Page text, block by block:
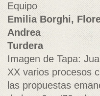
Equipo
Emilia Borghi,
Andrea
Turdera
Imagen de Tapa:
XX varios procesos
las propuestas